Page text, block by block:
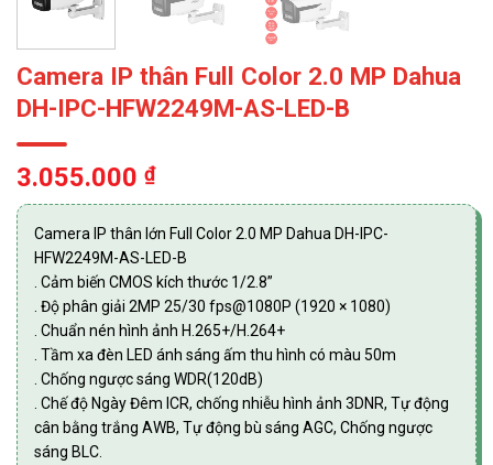
Camera IP thân Full Color 2.0 MP Dahua
DH-IPC-HFW2249M-AS-LED-B
3.055.000 ₫
Camera IP thân lớn Full Color 2.0 MP Dahua DH-IPC-
HFW2249M-AS-LED-B
. Cảm biến CMOS kích thước 1/2.8”
. Độ phân giải 2MP 25/30 fps@1080P (1920 × 1080)
. Chuẩn nén hình ảnh H.265+/H.264+
. Tầm xa đèn LED ánh sáng ấm thu hình có màu 50m
. Chống ngược sáng WDR(120dB)
. Chế độ Ngày Đêm ICR, chống nhiễu hình ảnh 3DNR, Tự động
cân bằng trắng AWB, Tự động bù sáng AGC, Chống ngược
sáng BLC.